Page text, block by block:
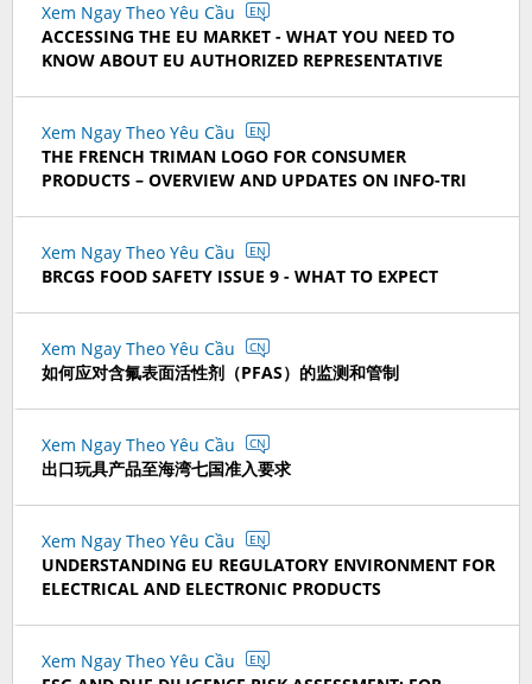
Xem Ngay Theo Yêu Cầu EN
ACCESSING THE EU MARKET - WHAT YOU NEED TO
KNOW ABOUT EU AUTHORIZED REPRESENTATIVE
Xem Ngay Theo Yêu Cầu EN
THE FRENCH TRIMAN LOGO FOR CONSUMER
PRODUCTS – OVERVIEW AND UPDATES ON INFO-TRI
Xem Ngay Theo Yêu Cầu EN
BRCGS FOOD SAFETY ISSUE 9 - WHAT TO EXPECT
Xem Ngay Theo Yêu Cầu CN
如何应对含氟表面活性剂（PFAS）的监测和管制
Xem Ngay Theo Yêu Cầu CN
出口玩具产品至海湾七国准入要求
Xem Ngay Theo Yêu Cầu EN
UNDERSTANDING EU REGULATORY ENVIRONMENT FOR
ELECTRICAL AND ELECTRONIC PRODUCTS
Xem Ngay Theo Yêu Cầu EN